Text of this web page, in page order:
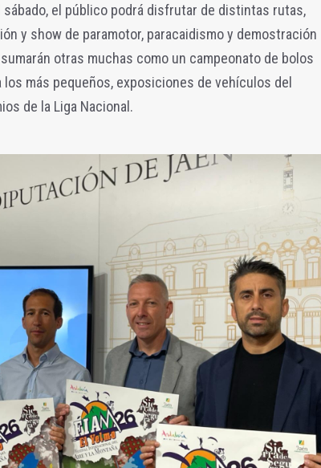
el público podrá disfrutar de distintas rutas,
y show de paramotor, paracaidismo y demostración
otras muchas como un campeonato de bolos
más pequeños, exposiciones de vehículos del
de la Liga Nacional.